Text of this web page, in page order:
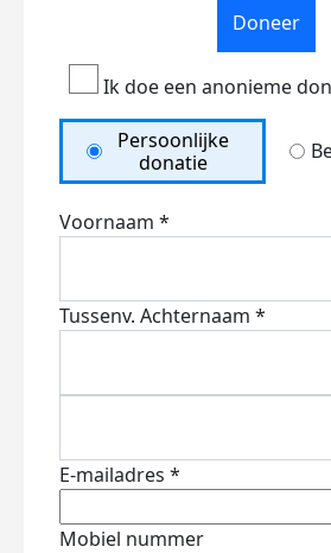
Doneer
Ik doe een anonieme
Persoonlijke
donatie
Voornaam *
Tussenv. Achternaam *
E-mailadres *
Mobiel nummer